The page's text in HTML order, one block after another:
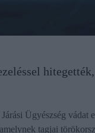
Ügyészség vádat
tagjai